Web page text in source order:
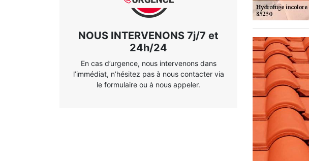
NOUS INTERVENONS 7j/7 et
24h/24
En cas d’urgence, nous intervenons dans
l’immédiat, n’hésitez pas à nous contacter via
le formulaire ou à nous appeler.